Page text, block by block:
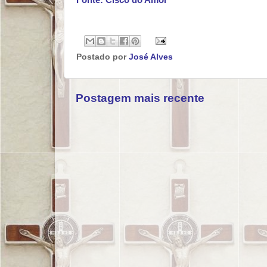
Postado por José Alves
Postagem mais recente